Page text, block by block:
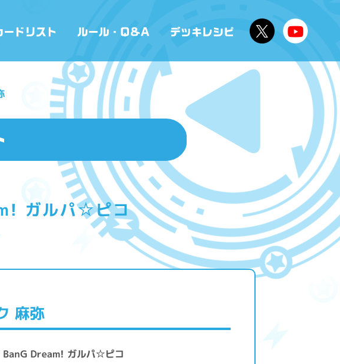
ガルパ☆ピコ
麻弥
BanG Dream! ガルパ☆ピコ